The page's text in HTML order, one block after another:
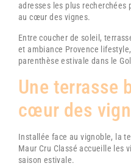
adresses les plus recherchées
au cœur des vignes.
Entre coucher de soleil,
et ambiance Provence
parenthèse estivale dans le
Une terrasse
cœur des
Installée face au vignoble, la
Maur Cru Classé accueille les
saison estivale.